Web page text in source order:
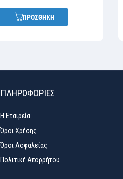
ΠΡΟΣΘΗΚΗ
ΠΛΗΡΟΦΟΡΙΕΣ
Η Εταιρεία
Όροι Χρήσης
Όροι Ασφαλείας
Πολιτική Απορρήτου